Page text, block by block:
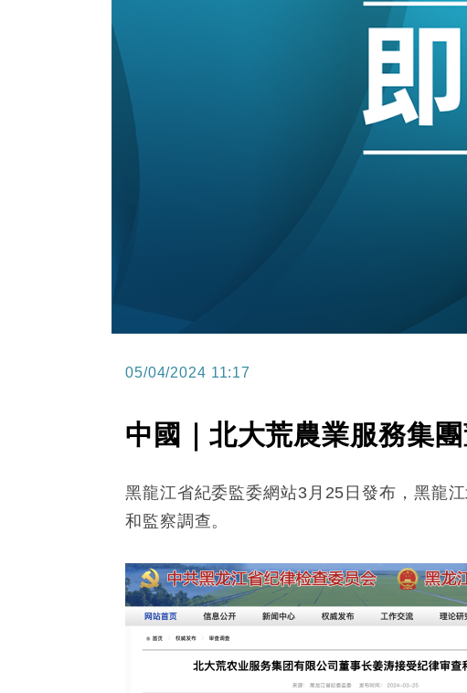
財經｜恒隆10月換帥 玩具「反」斗城亞洲
財經｜韓股反覆波動收跌 連挫7周創逾3年
13:44 財經｜內地7月美元計價出口增近24%勝預
12:44 財經｜日本春季三度入市撐日圓 4月單日斥
11:12 國際｜特朗普料美伊戰事快結束 承認部分
財經｜SA售股自救後再出手 斥4億美元押注
05/04/2024 11:17
中國｜北大荒農業服務集
黑龍江省紀委監委網站3月25日發布，黑龍
和監察調查。